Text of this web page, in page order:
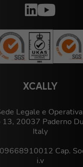
XCALLY
Legale e
13, 20037 Paderno
Italy
Cap.
i.v